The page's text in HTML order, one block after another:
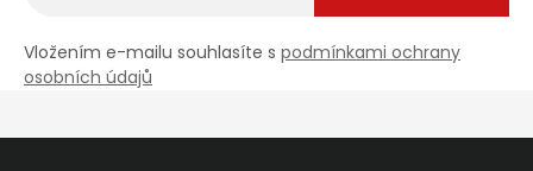
Vložením e-mailu souhlasíte s podmínkami ochrany
osobních údajů